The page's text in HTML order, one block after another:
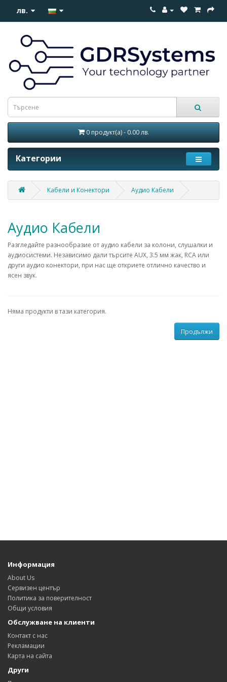
лв.
0 продукт(а) - 0.00 лв.
Категории
Кабели и Конектори Аудио Кабели
Аудио Кабели
Разгледайте разнообразие от аудио кабели за колони, слушалки и
аудиосистеми. Независимо дали търсите AUX, 3.5 мм жак, RCA или
други аудио конектори, при нас ще откриете отлично качество и
ясен звук.
Няма продукти в тази категория.
Продължи
Информация
About Us
Сервизен център
Политика за поверителност
Общи условия
Обслужване на клиенти
Контакт с нас
Рекламации
Карта на сайта
Други